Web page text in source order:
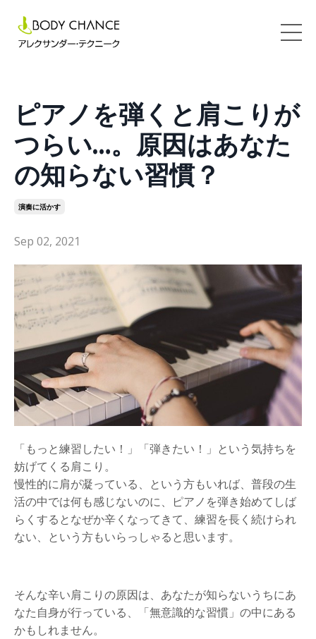
ピアノを弾くと肩こりが
つらい…。原因はあなた
の知らない習慣？
演奏に活かす
Sep 02, 2021
「もっと練習したい！」「弾きたい！」という気持ちを
妨げてくる肩こり。
慢性的に肩が凝っている、という方もいれば、普段の生
活の中では何も感じないのに、ピアノを弾き始めてしば
らくするとなぜか辛くなってきて、練習を長く続けられ
ない、という方もいらっしゃると思います。
そんな辛い肩こりの原因は、あなたが知らないうちにあ
なた自身が行っている、「無意識的な習慣」の中にある
かもしれません。